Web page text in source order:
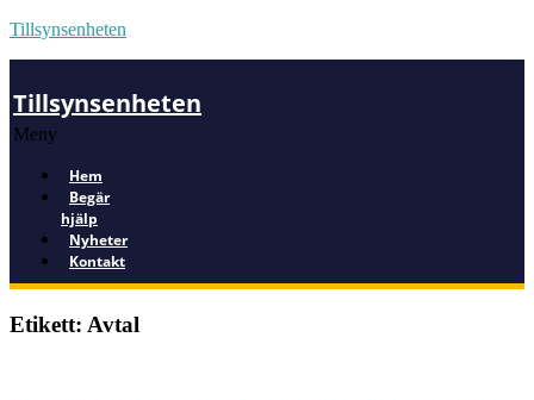
Tillsynsenheten
Tillsynsenheten
Meny
Hem
Begär
hjälp
Nyheter
Kontakt
Etikett: Avtal